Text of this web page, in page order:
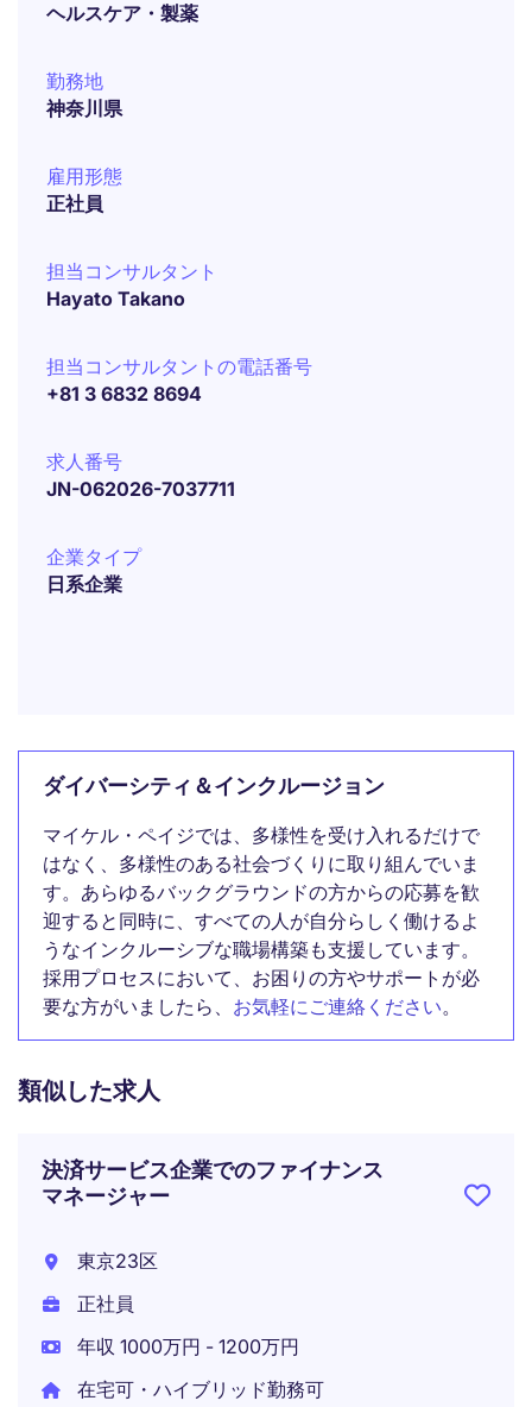
ヘルスケア・製薬
勤務地
神奈川県
雇用形態
正社員
担当コンサルタント
Hayato Takano
担当コンサルタントの電話番号
+81 3 6832 8694
求人番号
JN-062026-7037711
企業タイプ
日系企業
ダイバーシティ＆インクルージョン
マイケル・ペイジでは、多様性を受け入れるだけで
はなく、多様性のある社会づくりに取り組んでいま
す。あらゆるバックグラウンドの方からの応募を歓
迎すると同時に、すべての人が自分らしく働けるよ
うなインクルーシブな職場構築も支援しています。
採用プロセスにおいて、お困りの方やサポートが必
要な方がいましたら、 お気軽にご連絡ください。
類似した求人
決済サービス企業でのファイナンス
マネージャー
東京23区
正社員
年収 1000万円 - 1200万円
在宅可・ハイブリッド勤務可